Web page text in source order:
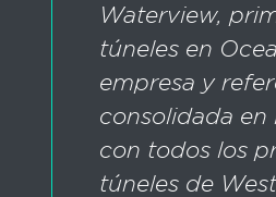
Waterview,
túneles en
empresa y
consolidada en
con todos los
túneles de